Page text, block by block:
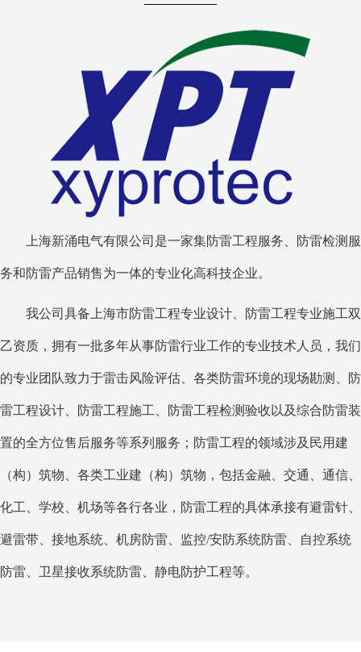
上海新涌电气有限公司是一家集防雷工程服务、防雷检测服
务和防雷产品销售为一体的专业化高科技企业。
我公司具备上海市防雷工程专业设计、防雷工程专业施工双
乙资质，拥有一批多年从事防雷行业工作的专业技术人员，我们
的专业团队致力于雷击风险评估、各类防雷环境的现场勘测、防
雷工程设计、防雷工程施工、防雷工程检测验收以及综合防雷装
置的全方位售后服务等系列服务；防雷工程的领域涉及民用建
（构）筑物、各类工业建（构）筑物，包括金融、交通、通信、
化工、学校、机场等各行各业，防雷工程的具体承接有避雷针、
避雷带、接地系统、机房防雷、监控/安防系统防雷、自控系统
防雷、卫星接收系统防雷、静电防护工程等。